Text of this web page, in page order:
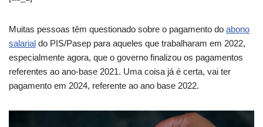
Muitas pessoas têm questionado sobre o pagamento do abono
salarial do PIS/Pasep para aqueles que trabalharam em 2022,
especialmente agora, que o governo finalizou os pagamentos
referentes ao ano-base 2021. Uma coisa já é certa, vai ter
pagamento em 2024, referente ao ano base 2022.